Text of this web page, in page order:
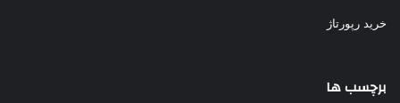
خرید رپورتاژ
برچسب ها